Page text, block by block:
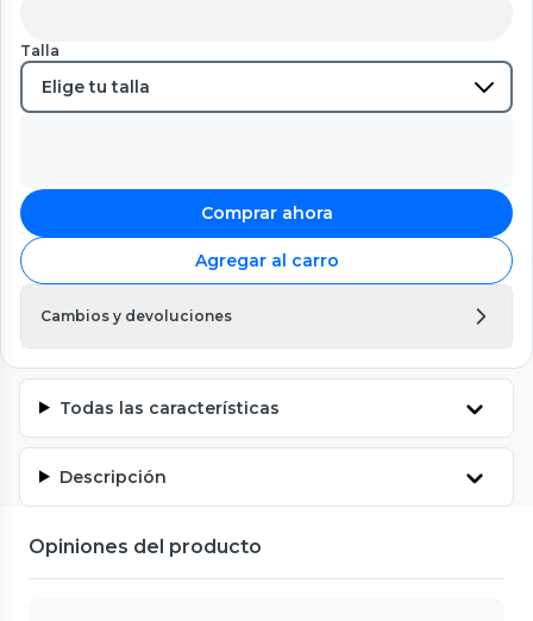
Talla
Comprar ahora
Agregar al carro
Cambios y devoluciones
Todas las características
Descripción
Opiniones del producto